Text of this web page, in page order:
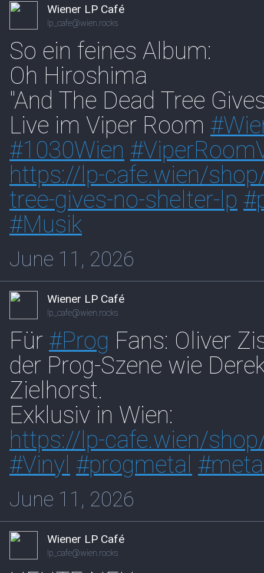
Wiener LP Café
lp_cafe@wien.rocks
So ein feines Album:
Oh Hiroshima
"And The Dead Tree
Live im Viper Room #
#1030Wien #
https:// lp-cafe.wien/
tree-gives-no-shelter-lp #
#Musik
June 11, 2026
Wiener LP Café
lp_cafe@wien.rocks
Für #Prog Fans: Oliver
der Prog-Szene wie
Zielhorst.
Exklusiv in Wien:
https:// lp-cafe.wien/
#Vinyl #progmetal #
June 11, 2026
Wiener LP Café
lp_cafe@wien.rocks